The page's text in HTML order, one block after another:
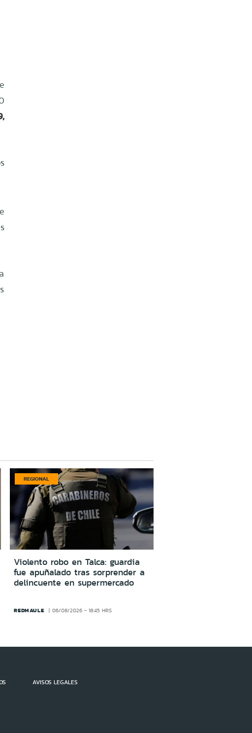
REGIONAL
Violento robo en Talca: guardia
fue apuñalado tras sorprender a
delincuente en supermercado
REDMAULE 06/08/2026 - 18:45 HRS
AVISOS LEGALES